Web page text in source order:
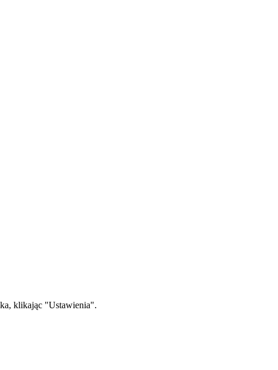
klikając "Ustawienia".